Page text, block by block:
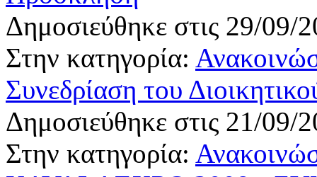
Δημοσιεύθηκε στις 29/09/
Στην κατηγορία:
Συνεδρίαση του
Δημοσιεύθηκε στις 21/09/
Στην κατηγορία: